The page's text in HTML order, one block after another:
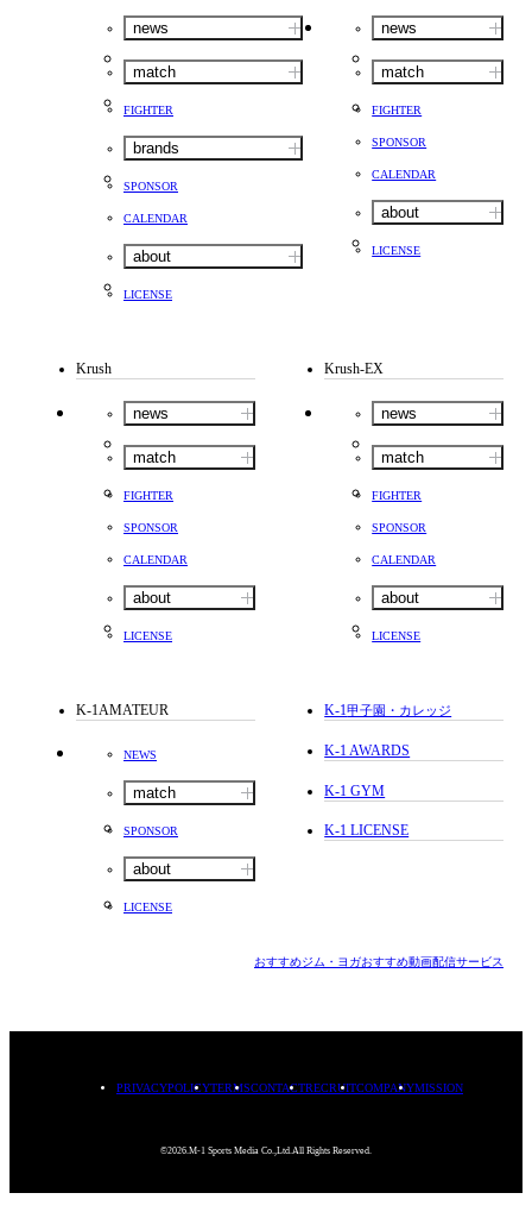
news
match
FIGHTER
brands
SPONSOR
CALENDAR
about
LICENSE
news
match
FIGHTER
SPONSOR
CALENDAR
about
LICENSE
Krush
news
match
FIGHTER
SPONSOR
CALENDAR
about
LICENSE
Krush-EX
news
match
FIGHTER
SPONSOR
CALENDAR
about
LICENSE
K-1AMATEUR
NEWS
match
SPONSOR
about
LICENSE
K-1甲子園・カレッジ
K-1 AWARDS
K-1 GYM
K-1 LICENSE
おすすめジム・ヨガおすすめ動画配信サービス
PRIVACYPOLICYTERMSCONTACTRECRUITCOMPANYMISSION
©2026.M-1 Sports Media Co.,Ltd.All Rights Reserved.